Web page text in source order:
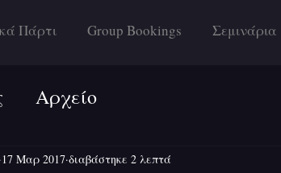
Πάρτι Group Bookings Σεμινάρια
Αρχείο
17 Μαρ 2017 διαβάστηκε 2 λεπτά